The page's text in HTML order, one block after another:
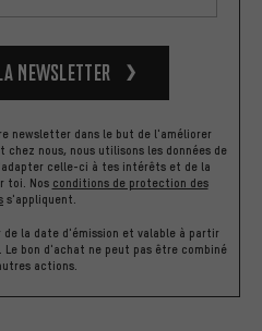
la newsletter
newsletter dans le but de l'améliorer
nous, nous utilisons les données de
celle-ci à tes intérêts et de la
toi. Nos conditions de protection des
s'appliquent.
la date d'émission et valable à partir
bon d'achat ne peut pas être combiné
actions.